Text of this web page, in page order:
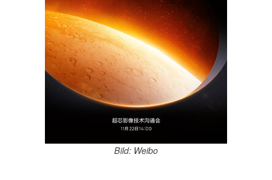
Bild: Weibo